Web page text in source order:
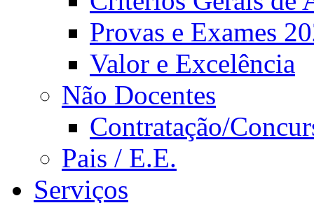
Provas e Exames
Valor e Excelência
Não Docentes
Contratação/
Pais / E.E.
Serviços